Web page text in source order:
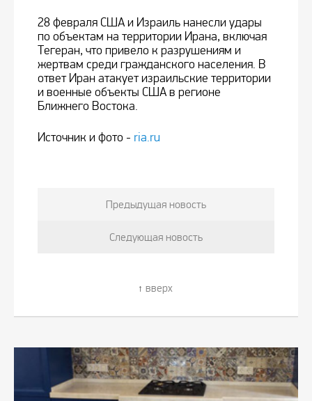
28 февраля США и Израиль нанесли удары
по объектам на территории Ирана, включая
Тегеран, что привело к разрушениям и
жертвам среди гражданского населения. В
ответ Иран атакует израильские территории
и военные объекты США в регионе
Ближнего Востока.
Источник и фото - ria.ru
Предыдущая новость
Следующая новость
вверх